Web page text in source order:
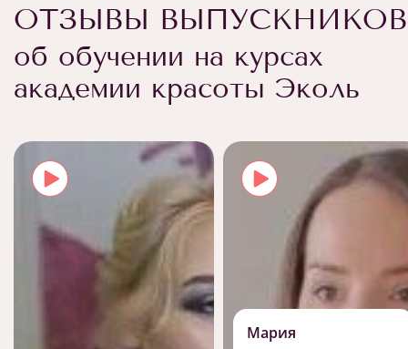
ОТЗЫВЫ ВЫПУСКНИКОВ
об обучении на курсах
академии красоты Эколь
Мария